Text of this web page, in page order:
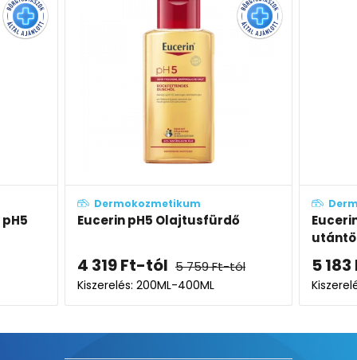
Olajtusfürdő
Ft -tól
400ML
Dermokozmetikum
Eucerin pH5 Olajtusfürdő
5 183Ft 6 911
Kiszerelés: 400ML